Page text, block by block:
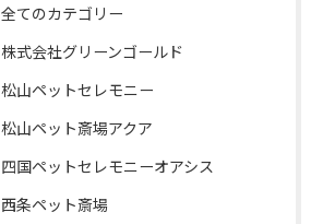
全てのカテゴリー
株式会社グリーンゴールド
松山ペットセレモニー
松山ペット斎場アクア
四国ペットセレモニーオアシス
西条ペット斎場